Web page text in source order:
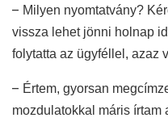
– Milyen nyomtatvány?
vissza lehet jönni holnap
folytatta az ügyféllel, azaz
– Értem, gyorsan
mozdulatokkal máris írtam